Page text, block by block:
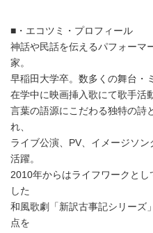
■・エコツミ・プロフィール
神話や民話を伝えるパフォーマ
家。
早稲田大学卒。数多くの舞台・
在学中に映画挿入歌にて歌手活
言葉の語源にこだわる独特の詩
れ、
ライブ公演、PV、イメージソ
活躍。
2010年からはライフワークと
した
和風歌劇「新訳古事記シリーズ
点を